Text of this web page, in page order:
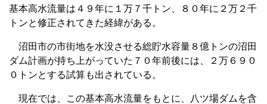
基本高水流量は４９年に１万７千トン、８０年に２万２千
トンと修正されてきた経緯がある。
沼田市の市街地を水没させる総貯水容量８億トンの沼田
ダム計画が持ち上がっていた７０年前後には、２万６９０
０トンとする試算も出されている。
現在では、この基本高水流量をもとに、八ツ場ダムを含